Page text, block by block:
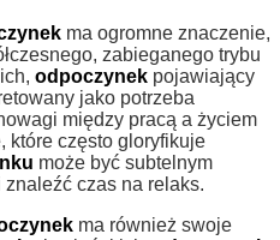
ma ogromne znaczenie,
zabieganego trybu
odpoczynek pojawiający
jako potrzeba
między pracą a życiem
które często gloryfikuje
może być subtelnym
czas na relaks.
ma również swoje